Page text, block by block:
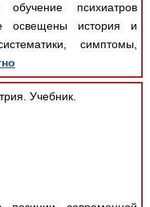
обучение психиатров
освещены история и
симптомы,
Учебник.